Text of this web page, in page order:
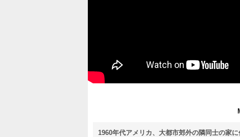
1960年代アメリカ、大都市郊外の隣同士の家